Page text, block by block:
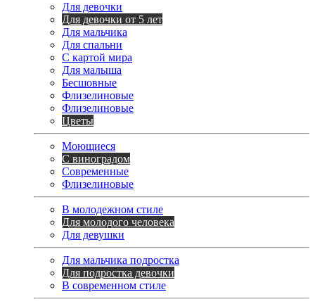
Для девочки
Для девочки от 5 лет
Для мальчика
Для спальни
С картой мира
Для малыша
Бесшовные
Флизелиновые
Флизелиновые
Цветы
Моющиеся
С виноградом
Современные
Флизелиновые
В молодежном стиле
Для молодого человека
Для девушки
Для мальчика подростка
Для подростка девочки
В современном стиле